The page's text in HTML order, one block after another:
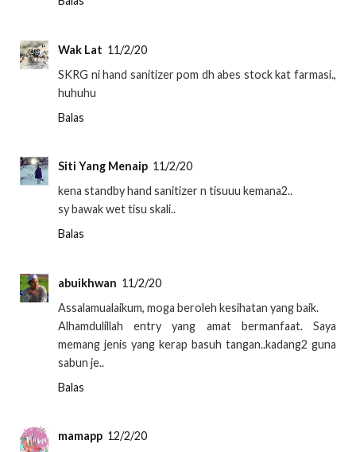
Wak Lat 11/2/20
SKRG ni hand sanitizer pom dh abes stock kat farmasi.,
huhuhu
Balas
Siti Yang Menaip 11/2/20
kena standby hand sanitizer n tisuuu kemana2..
sy bawak wet tisu skali..
Balas
abuikhwan 11/2/20
Assalamualaikum, moga beroleh kesihatan yang baik.
Alhamdulillah entry yang amat bermanfaat. Saya
memang jenis yang kerap basuh tangan..kadang2 guna
sabun je..
Balas
mamapp 12/2/20